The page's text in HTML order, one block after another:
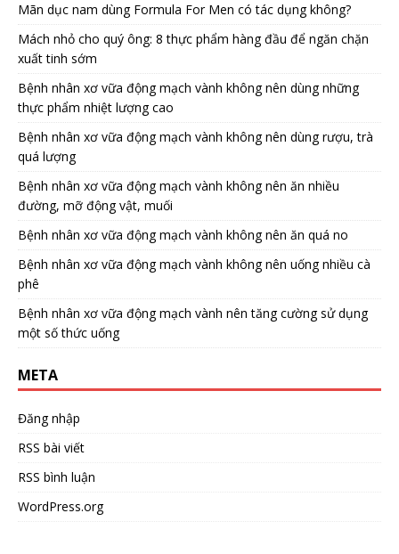
Mãn dục nam dùng Formula For Men có tác dụng không?
Mách nhỏ cho quý ông: 8 thực phẩm hàng đầu để ngăn chặn
xuất tinh sớm
Bệnh nhân xơ vữa động mạch vành không nên dùng những
thực phẩm nhiệt lượng cao
Bệnh nhân xơ vữa động mạch vành không nên dùng rượu, trà
quá lượng
Bệnh nhân xơ vữa động mạch vành không nên ăn nhiều
đường, mỡ động vật, muối
Bệnh nhân xơ vữa động mạch vành không nên ăn quá no
Bệnh nhân xơ vữa động mạch vành không nên uống nhiều cà
phê
Bệnh nhân xơ vữa động mạch vành nên tăng cường sử dụng
một số thức uống
META
Đăng nhập
RSS bài viết
RSS bình luận
WordPress.org